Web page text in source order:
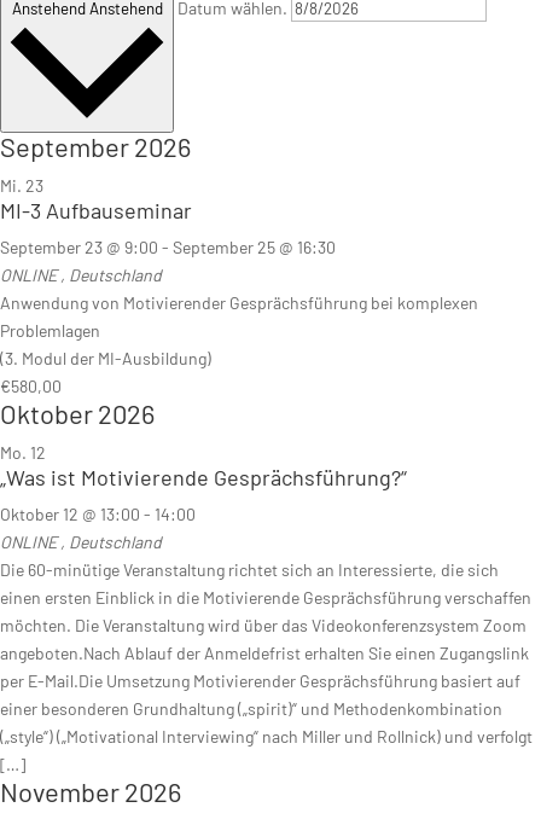
AnstehendAnstehend Datum wählen.
September 2026
Mi. 23
MI-3 Aufbauseminar
September 23 @ 9:00 - September 25 @ 16:30
ONLINE, Deutschland
Anwendung von Motivierender Gesprächsführung bei komplexen
Problemlagen
(3. Modul der MI-Ausbildung)
€580,00
Oktober 2026
Mo. 12
„Was ist Motivierende Gesprächsführung?“
Oktober 12 @ 13:00 - 14:00
ONLINE, Deutschland
Die 60-minütige Veranstaltung richtet sich an Interessierte, die sich
einen ersten Einblick in die Motivierende Gesprächsführung verschaffen
möchten. Die Veranstaltung wird über das Videokonferenzsystem Zoom
angeboten.Nach Ablauf der Anmeldefrist erhalten Sie einen Zugangslink
per E-Mail.Die Umsetzung Motivierender Gesprächsführung basiert auf
einer besonderen Grundhaltung („spirit)“ und Methodenkombination
(„style“) („Motivational Interviewing“ nach Miller und Rollnick) und verfolgt
[…]
November 2026